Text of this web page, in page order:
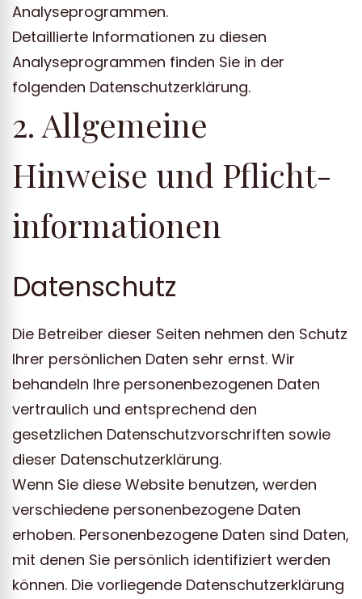
Analyseprogrammen.
Detaillierte Informationen zu diesen
Analyseprogrammen finden Sie in der
folgenden Datenschutzerklärung.
2. Allgemeine
Hinweise und Pflicht­
informationen
Datenschutz
Die Betreiber dieser Seiten nehmen den Schutz
Ihrer persönlichen Daten sehr ernst. Wir
behandeln Ihre personenbezogenen Daten
vertraulich und entsprechend den
gesetzlichen Datenschutzvorschriften sowie
dieser Datenschutzerklärung.
Wenn Sie diese Website benutzen, werden
verschiedene personenbezogene Daten
erhoben. Personenbezogene Daten sind Daten,
mit denen Sie persönlich identifiziert werden
können. Die vorliegende Datenschutzerklärung